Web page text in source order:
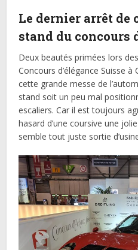
Le dernier arrêt de
stand du concours
Deux beautés primées lors
Concours d’élégance Suisse
cette grande messe de
stand soit un peu mal
escaliers. Car il est toujours
hasard d’une coursive une
semble tout juste sortie